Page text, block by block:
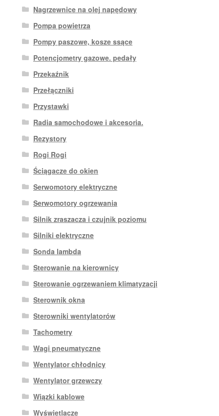
Nagrzewnice na olej napędowy
Pompa powietrza
Pompy paszowe, kosze ssące
Potencjometry gazowe. pedały
Przekaźnik
Przełączniki
Przystawki
Radia samochodowe i akcesoria.
Rezystory
Rogi Rogi
Ściągacze do okien
Serwomotory elektryczne
Serwomotory ogrzewania
Silnik zraszacza i czujnik poziomu
Silniki elektryczne
Sonda lambda
Sterowanie na kierownicy
Sterowanie ogrzewaniem klimatyzacji
Sterownik okna
Sterowniki wentylatorów
Tachometry
Wagi pneumatyczne
Wentylator chłodnicy
Wentylator grzewczy
Wiązki kablowe
Wyświetlacze